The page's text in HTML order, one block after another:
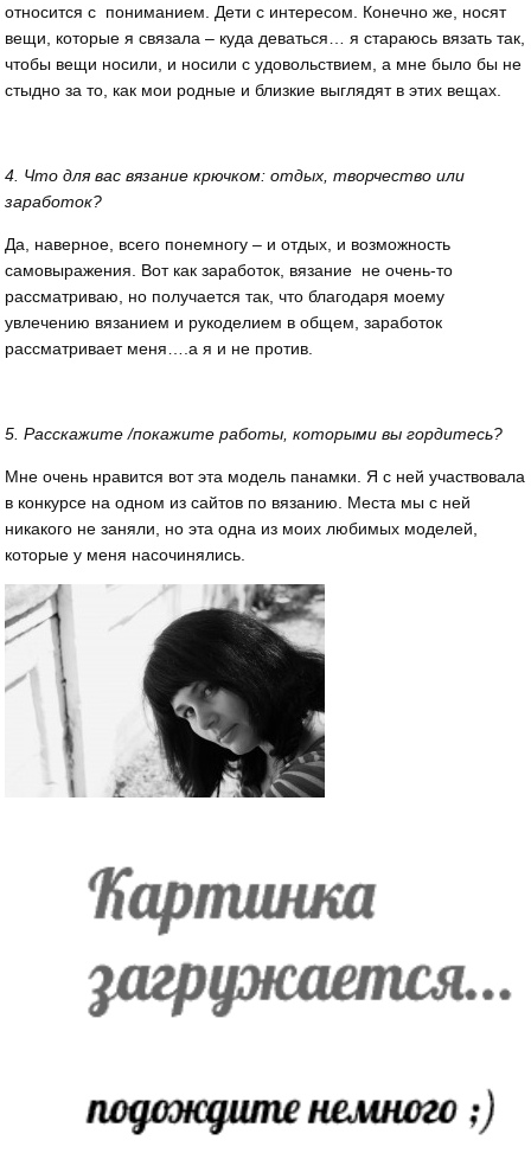
относится с пониманием. Дети с интересом. Конечно же, носят
вещи, которые я связала – куда деваться… я стараюсь вязать так,
чтобы вещи носили, и носили с удовольствием, а мне было бы не
стыдно за то, как мои родные и близкие выглядят в этих вещах.
4. Что для вас вязание крючком: отдых, творчество или
заработок?
Да, наверное, всего понемногу – и отдых, и возможность
самовыражения. Вот как заработок, вязание не очень-то
рассматриваю, но получается так, что благодаря моему
увлечению вязанием и рукоделием в общем, заработок
рассматривает меня….а я и не против.
5. Расскажите /покажите работы, которыми вы гордитесь?
Мне очень нравится вот эта модель панамки. Я с ней участвовала
в конкурсе на одном из сайтов по вязанию. Места мы с ней
никакого не заняли, но эта одна из моих любимых моделей,
которые у меня насочинялись.